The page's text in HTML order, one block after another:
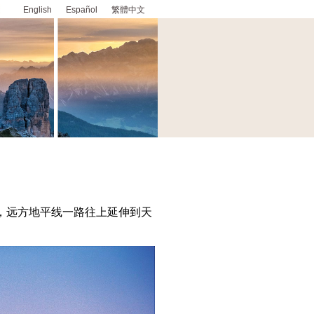
English Español 繁體中文
远方地平线一路往上延伸到天